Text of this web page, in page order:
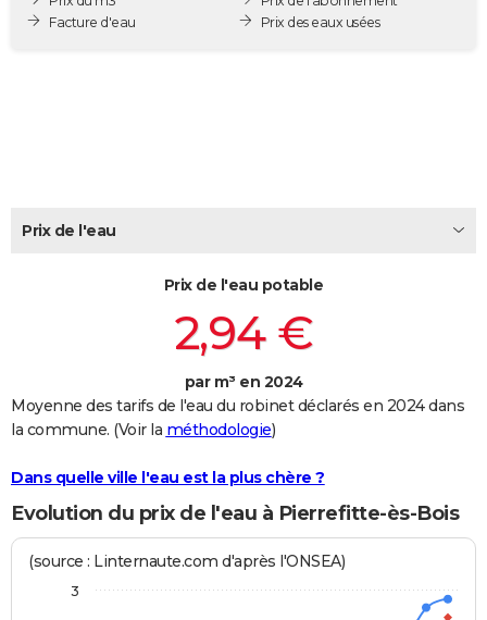
Destinations
City break
Voyage nature
Voyage de noces
Forum
Climat
PHOTO
Dictionnaire
Biographies
Citations
Expressions
Proverbes
Bricolage
Lifestyle
Culture
Sport
Auto
Television
Voyage
Cinema
Facture d'eau
Prix des eaux usées
Prix de l'eau
Prix de l'eau potable
2,94 €
par m³ en 2024
Moyenne des tarifs de l'eau du robinet déclarés en 2024 dans
la commune. (Voir la méthodologie)
Dans quelle ville l'eau est la plus chère ?
Evolution du prix de l'eau à Pierrefitte-ès-Bois
(source : Linternaute.com d'après l'ONSEA)
3